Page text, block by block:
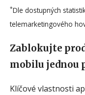
*Dle dostupných
telemarketingového
Zablokujte
mobilu jednou
Klíčové vlastnosti